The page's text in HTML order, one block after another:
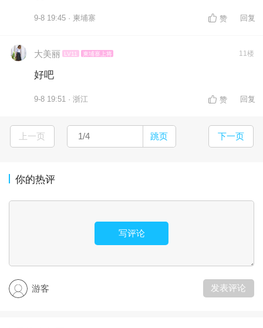
9-8 19:45 · 柬埔寨 赞 回复
大美丽 LV11 柬埔寨上将 11楼
好吧
9-8 19:51 · 浙江 赞 回复
上一页 跳页 下一页
你的热评
写评论
游客 发表评论